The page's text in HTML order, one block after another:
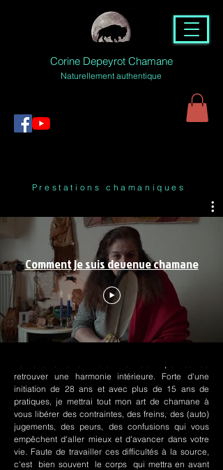
Corine Depeyrot Chamane
Naturellement authentique
Prestations chamaniques
Comment je suis devenue chamane
retrouver une harmonie intérieure. Forte d'une
initiation de 28 ans et avec plus de 15 ans de
pratiques, je mettrai tout mon art de chamane à
vous libérer des contraintes, des freins, des (auto)
jugements, des peurs, des confusions qui vous
empêchent d'aller mieux et d'avancer dans votre
vie. Faute de travailler ces difficultés à la source,
c'est bien souvent le corps qui mettra en avant